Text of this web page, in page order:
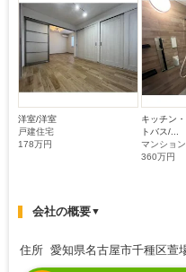
洋室/洋室
戸建住宅
178万円
キッチン
トバス/...
マンション
360万円
会社の概要▼
住所 愛知県名古屋市千種区萱